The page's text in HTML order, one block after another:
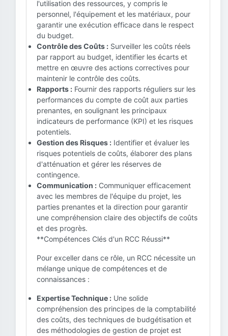
l'utilisation des ressources, y compris le
personnel, l'équipement et les matériaux, pour
garantir une exécution efficace dans le respect
du budget.
Contrôle des Coûts : Surveiller les coûts réels
par rapport au budget, identifier les écarts et
mettre en œuvre des actions correctives pour
maintenir le contrôle des coûts.
Rapports : Fournir des rapports réguliers sur les
performances du compte de coût aux parties
prenantes, en soulignant les principaux
indicateurs de performance (KPI) et les risques
potentiels.
Gestion des Risques : Identifier et évaluer les
risques potentiels de coûts, élaborer des plans
d'atténuation et gérer les réserves de
contingence.
Communication : Communiquer efficacement
avec les membres de l'équipe du projet, les
parties prenantes et la direction pour garantir
une compréhension claire des objectifs de coûts
et des progrès.
**Compétences Clés d'un RCC Réussi**
Pour exceller dans ce rôle, un RCC nécessite un
mélange unique de compétences et de
connaissances :
Expertise Technique : Une solide
compréhension des principes de la comptabilité
des coûts, des techniques de budgétisation et
des méthodologies de gestion de projet est